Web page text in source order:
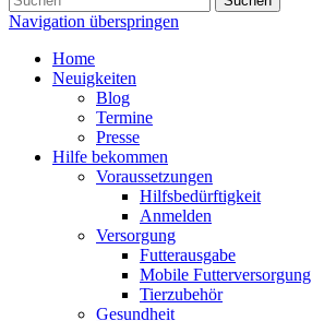
Navigation überspringen
Home
Neuigkeiten
Blog
Termine
Presse
Hilfe bekommen
Voraussetzungen
Hilfsbedürftigkeit
Anmelden
Versorgung
Futterausgabe
Mobile Futterversorgung
Tierzubehör
Gesundheit